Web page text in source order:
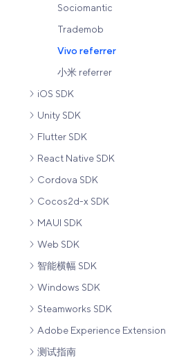
Sociomantic
Trademob
Vivo referrer
小米 referrer
iOS SDK
Unity SDK
Flutter SDK
React Native SDK
Cordova SDK
Cocos2d-x SDK
MAUI SDK
Web SDK
智能横幅 SDK
Windows SDK
Steamworks SDK
Adobe Experience Extension
测试指南